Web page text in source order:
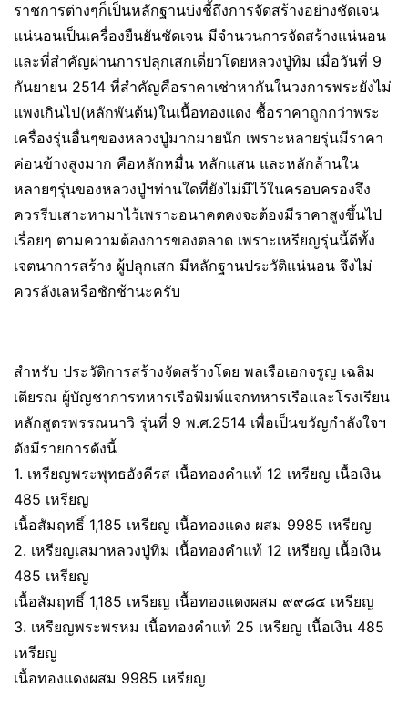
ราชการต่างๆก็เป็นหลักฐานบ่งชี้ถึงการจัดสร้างอย่างชัดเจน
แน่นอนเป็นเครื่องยืนยันชัดเจน มีจำนวนการจัดสร้างแน่นอน
และที่สำคัญผ่านการปลุกเสกเดี่ยวโดยหลวงปู่ทิม เมื่อวันที่ 9
กันยายน 2514 ที่สำคัญคือราคาเช่าหากันในวงการพระยังไม่
แพงเกินไป(หลักพันต้น)ในเนื้อทองแดง ซื้อราคาถูกกว่าพระ
เครื่องรุ่นอื่นๆของหลวงปู่มากมายนัก เพราะหลายรุ่นมีราคา
ค่อนข้างสูงมาก คือหลักหมื่น หลักแสน และหลักล้านใน
หลายๆรุ่นของหลวงปู่ฯท่านใดที่ยังไม่มีไว้ในครอบครองจึง
ควรรีบเสาะหามาไว้เพราะอนาคตคงจะต้องมีราคาสูงขึ้นไป
เรื่อยๆ ตามความต้องการของตลาด เพราะเหรียญรุ่นนี้ดีทั้ง
เจตนาการสร้าง ผู้ปลุกเสก มีหลักฐานประวัติแน่นอน จึงไม่
ควรลังเลหรือชักช้านะครับ
สำหรับ ประวัติการสร้างจัดสร้างโดย พลเรือเอกจรูญ เฉลิม
เตียรณ ผู้บัญชาการทหารเรือพิมพ์แจกทหารเรือและโรงเรียน
หลักสูตรพรรณนาวิ รุ่นที่ 9 พ.ศ.2514 เพื่อเป็นขวัญกำลังใจฯ
ดังมีรายการดังนี้
1. เหรียญพระพุทธอังคีรส เนื้อทองคำแท้ 12 เหรียญ เนื้อเงิน
485 เหรียญ
เนื้อสัมฤทธิ์ 1,185 เหรียญ เนื้อทองแดง ผสม 9985 เหรียญ
2. เหรียญเสมาหลวงปู่ทิม เนื้อทองคำแท้ 12 เหรียญ เนื้อเงิน
485 เหรียญ
เนื้อสัมฤทธิ์ 1,185 เหรียญ เนื้อทองแดงผสม ๙๙๘๕ เหรียญ
3. เหรียญพระพรหม เนื้อทองคำแท้ 25 เหรียญ เนื้อเงิน 485
เหรียญ
เนื้อทองแดงผสม 9985 เหรียญ